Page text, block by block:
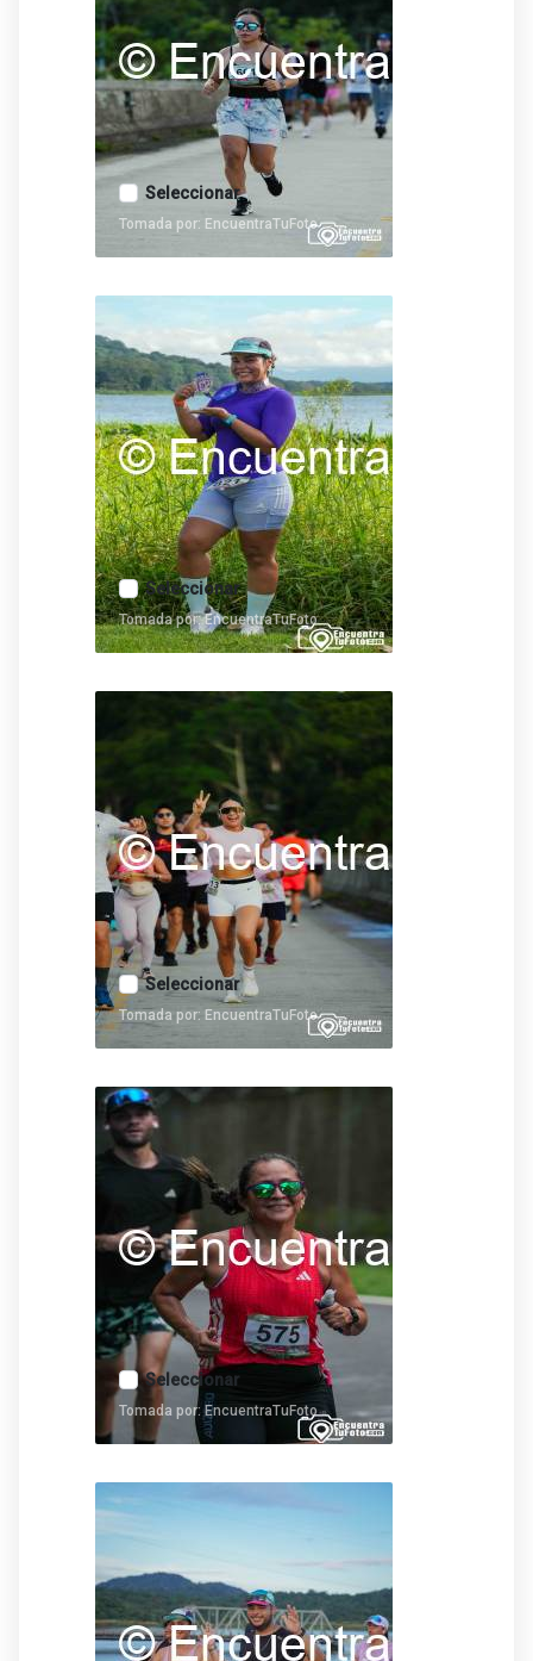
Seleccionar
Tomada por: EncuentraTuFoto
Seleccionar
Tomada por: EncuentraTuFoto
Seleccionar
Tomada por: EncuentraTuFoto
Seleccionar
Tomada por: EncuentraTuFoto